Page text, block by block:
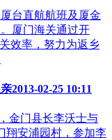
台直航航班及厦金
厦门海关通过开
效率，努力为返乡
2013-02-25 10:11
金门县长李沃士与
翔安浦园村，参加李